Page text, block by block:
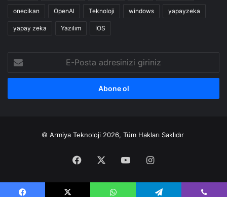
onecikan OpenAl Teknoloji windows yapayzeka
yapay zeka Yazılım İOS
Posta
adresinizi
© Armiya Teknoloji 2026, Tüm Hakları Saklıdır
Facebook YouTubeInstagram